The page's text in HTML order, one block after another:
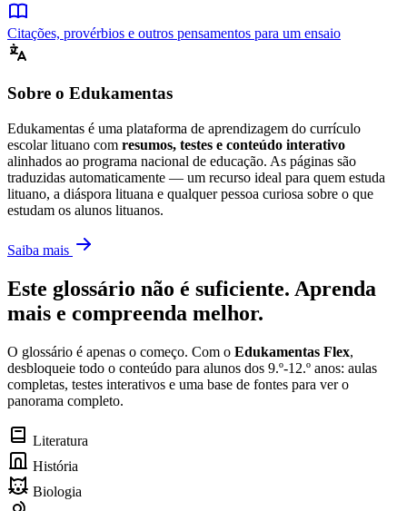
Citações, provérbios e outros pensamentos para um ensaio
Sobre o Edukamentas
Edukamentas é uma plataforma de aprendizagem do currículo
escolar lituano com resumos, testes e conteúdo interativo
alinhados ao programa nacional de educação. As páginas são
traduzidas automaticamente — um recurso ideal para quem estuda
lituano, a diáspora lituana e qualquer pessoa curiosa sobre o que
estudam os alunos lituanos.
Saiba mais
Este glossário não é suficiente. Aprenda
mais e compreenda melhor.
O glossário é apenas o começo. Com o Edukamentas Flex,
desbloqueie todo o conteúdo para alunos dos 9.º-12.º anos: aulas
completas, testes interativos e uma base de fontes para ver o
panorama completo.
Literatura
História
Biologia